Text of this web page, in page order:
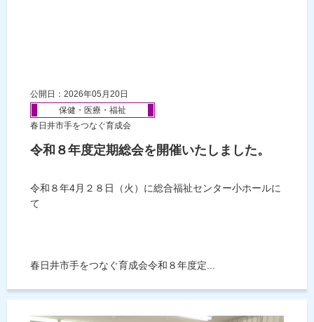
公開日：2026年05月20日
保健・医療・福祉
春日井市手をつなぐ育成会
令和８年度定期総会を開催いたしました。
令和８年4月２８日（火）に総合福祉センター小ホールに
て
春日井市手をつなぐ育成会令和８年度定...